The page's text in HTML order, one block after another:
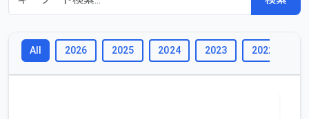
All 2026 2025 2024 2023 2022